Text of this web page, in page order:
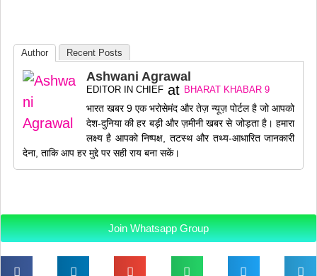
Author Recent Posts
Ashwani Agrawal
EDITOR IN CHIEF at BHARAT KHABAR 9
भारत खबर 9 एक भरोसेमंद और तेज़ न्यूज़ पोर्टल है जो आपको
देश-दुनिया की हर बड़ी और ज़मीनी खबर से जोड़ता है। हमारा
लक्ष्य है आपको निष्पक्ष, तटस्थ और तथ्य-आधारित जानकारी
देना, ताकि आप हर मुद्दे पर सही राय बना सकें।
Join Whatsapp Group